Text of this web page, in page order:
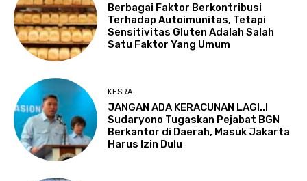
Berbagai Faktor Berkontribusi
Terhadap Autoimunitas, Tetapi
Sensitivitas Gluten Adalah Salah
Satu Faktor Yang Umum
KESRA
JANGAN ADA KERACUNAN LAGI..!
Sudaryono Tugaskan Pejabat BGN
Berkantor di Daerah, Masuk Jakarta
Harus Izin Dulu